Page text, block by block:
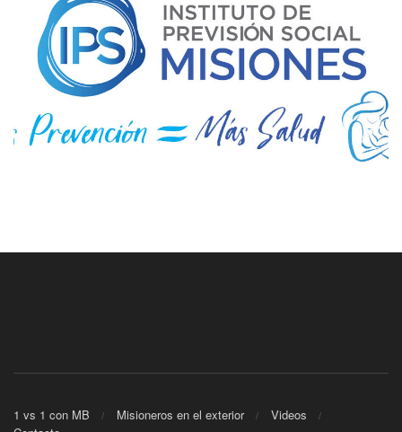
1 vs 1 con MB Misioneros en el exterior
Videos